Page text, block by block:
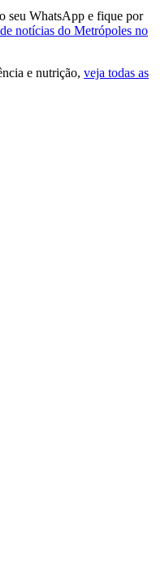
seu WhatsApp e fique por
notícias do Metrópoles no
e nutrição, veja todas as